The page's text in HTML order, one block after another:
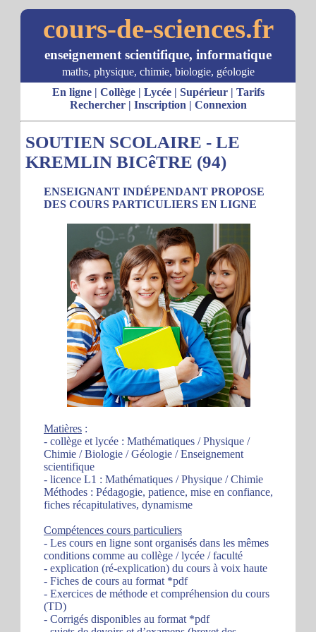
cours-de-sciences.fr
enseignement scientifique, informatique
maths, physique, chimie, biologie, géologie
En ligne| Collège| Lycée| Supérieur| Tarifs
Rechercher| Inscription | Connexion
SOUTIEN SCOLAIRE - LE
KREMLIN BICêTRE (94)
ENSEIGNANT INDÉPENDANT PROPOSE
DES COURS PARTICULIERS EN LIGNE
Matières :
- collège et lycée : Mathématiques / Physique /
Chimie / Biologie / Géologie / Enseignement
scientifique
- licence L1 : Mathématiques / Physique / Chimie
Méthodes : Pédagogie, patience, mise en confiance,
fiches récapitulatives, dynamisme
Compétences cours particuliers
- Les cours en ligne sont organisés dans les mêmes
conditions comme au collège / lycée / faculté
- explication (ré-explication) du cours à voix haute
- Fiches de cours au format *pdf
- Exercices de méthode et compréhension du cours
(TD)
- Corrigés disponibles au format *pdf